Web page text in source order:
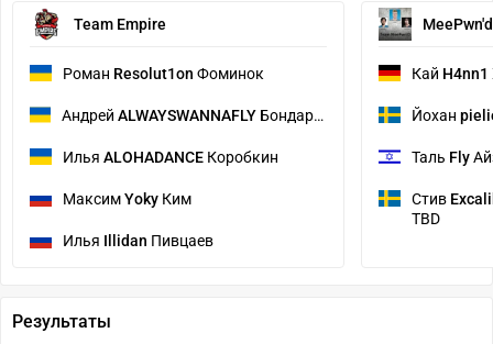
Team Empire
Роман Resolut1on Фоминок
Андрей ALWAYSWANNAFLYБондаренко
Илья ALOHADANCE Коробкин
МаксимYoky Ким
Илья Illidan Пивцаев
MeePwn'd
Кай H4nn1
Йохан
Таль Fly
Стив
TBD
Результаты